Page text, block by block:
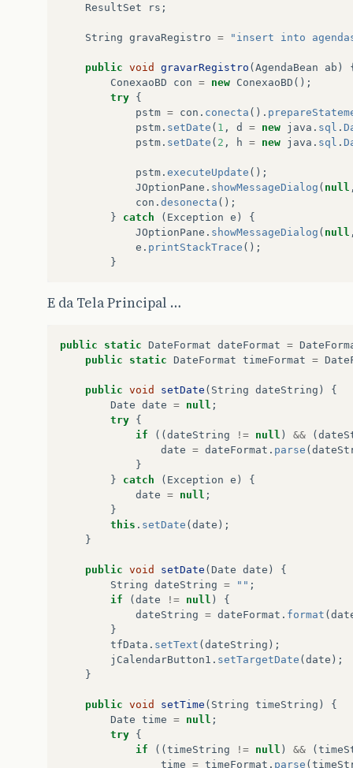
ResultSet
rs ;
String gravaRegistro = "insert into
public void gravarRegistro (AgendaBean ab )
ConexaoBD
con = new ConexaoBD ();
try {
pstm = con . conecta ().
pstm . setDate ( 1 , d = new java . sql .
pstm . setDate ( 2 , h = new java . sql .
pstm . executeUpdate ();
JOptionPane . showMessageDialog ( null
con . desonecta ();
}
catch ( Exception e )
{
JOptionPane . showMessageDialog ( null
e . printStackTrace ();
}
E da Tela Principal …
public static DateFormat dateFormat =
public
static DateFormat timeFormat =
public void setDate ( String dateString )
{
Date date = null ;
try {
if
(( dateString != null ) && (
date = dateFormat . parse (
}
}
catch ( Exception e )
{
date = null ;
}
this . setDate ( date );
}
public void setDate ( Date date )
{
String dateString = "" ;
if
( date != null )
{
dateString = dateFormat . format (
}
tfData . setText ( dateString );
jCalendarButton1 . setTargetDate ( date );
}
public void setTime ( String timeString )
{
Date time = null ;
try {
if
(( timeString != null ) && (
time = timeFormat . parse (